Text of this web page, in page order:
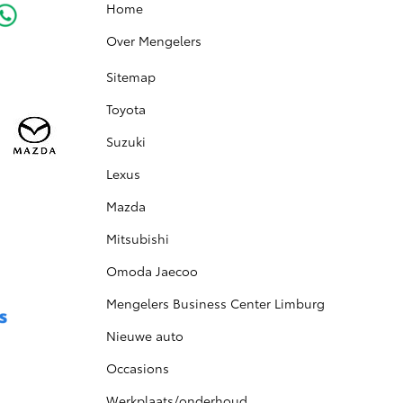
Home
Over Mengelers
Sitemap
Toyota
Suzuki
Lexus
Mazda
Mitsubishi
Omoda Jaecoo
Mengelers Business Center Limburg
Nieuwe auto
Occasions